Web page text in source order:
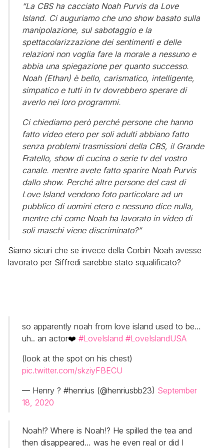
“La CBS ha cacciato Noah Purvis da Love
Island. Ci auguriamo che uno show basato sulla
manipolazione, sul sabotaggio e la
spettacolarizzazione dei sentimenti e delle
relazioni non voglia fare la morale a nessuno e
abbia una spiegazione per quanto successo.
Noah (Ethan) è bello, carismatico, intelligente,
simpatico e tutti in tv dovrebbero sperare di
averlo nei loro programmi.
Ci chiediamo però perché persone che hanno
fatto video etero per soli adulti abbiano fatto
senza problemi trasmissioni della CBS, il Grande
Fratello, show di cucina o serie tv del vostro
canale. mentre avete fatto sparire Noah Purvis
dallo show. Perché altre persone del cast di
Love Island vendono foto particolare ad un
pubblico di uomini etero e nessuno dice nulla,
mentre chi come Noah ha lavorato in video di
soli maschi viene discriminato?”
Siamo sicuri che se invece della Corbin Noah avesse
lavorato per Siffredi sarebbe stato squalificato?
so apparently noah from love island used to be…
uh.. an actor❤️ #LoveIsland #LoveIslandUSA
(look at the spot on his chest)
pic.twitter.com/skziyFBECU
— Henry ? #henrius (@henriusbb23) September
18, 2020
Noah!? Where is Noah!? He spilled the tea and
then disappeared… was he even real or did I